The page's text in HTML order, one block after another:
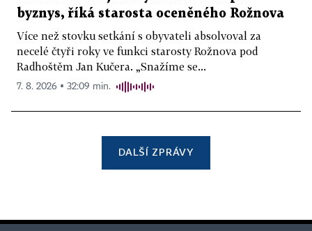
byznys, říká starosta oceněného Rožnova
Více než stovku setkání s obyvateli absolvoval za
necelé čtyři roky ve funkci starosty Rožnova pod
Radhoštěm Jan Kučera. „Snažíme se...
7. 8. 2026 ▪ 32:09 min.
DALŠÍ ZPRÁVY